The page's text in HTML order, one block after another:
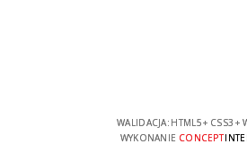
WALIDACJA: HTML5+ CSS3 +
WYKONANIE CONCEPT